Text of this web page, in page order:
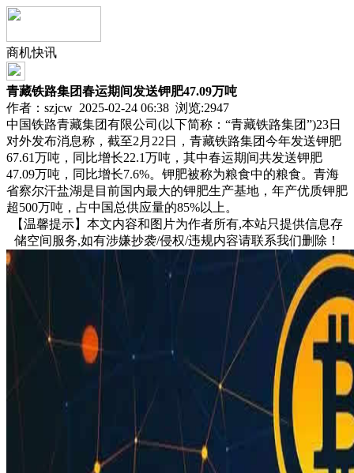
商机快讯
青藏铁路集团春运期间发送钾肥47.09万吨
作者：szjcw 2025-02-24 06:38 浏览:2947
中国铁路青藏集团有限公司(以下简称：“青藏铁路集团”)23日
对外发布消息称，截至2月22日，青藏铁路集团今年发送钾肥
67.61万吨，同比增长22.1万吨，其中春运期间共发送钾肥
47.09万吨，同比增长7.6%。钾肥被称为粮食中的粮食。青海
省察尔汗盐湖是目前国内最大的钾肥生产基地，年产优质钾肥
超500万吨，占中国总供应量的85%以上。
【温馨提示】本文内容和图片为作者所有,本站只提供信息存
储空间服务,如有涉嫌抄袭/侵权/违规内容请联系我们删除！